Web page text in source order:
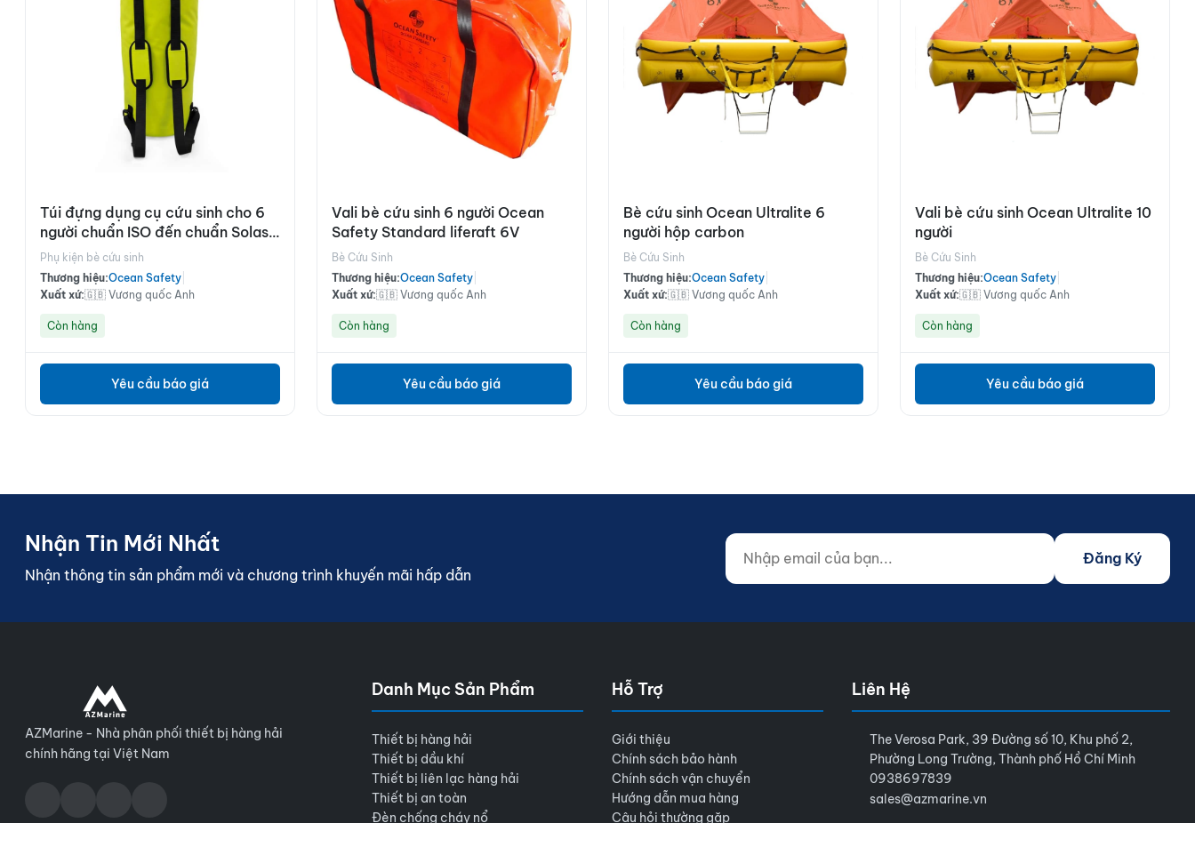
Túi đựng dụng cụ cứu sinh cho 6
người chuẩn ISO đến chuẩn Solas
B
Phụ kiện bè cứu sinh
Thương hiệu:Ocean Safety
Xuất xứ:🇬🇧 Vương quốc Anh
Còn hàng
Yêu cầu báo giá
Vali bè cứu sinh 6 người Ocean
Safety Standard liferaft 6V
Bè Cứu Sinh
Thương hiệu:Ocean Safety
Xuất xứ:🇬🇧 Vương quốc Anh
Còn hàng
Yêu cầu báo giá
Bè cứu sinh Ocean Ultralite 6
người hộp carbon
Bè Cứu Sinh
Thương hiệu:Ocean Safety
Xuất xứ:🇬🇧 Vương quốc Anh
Còn hàng
Yêu cầu báo giá
Vali bè cứu sinh Ocean Ultralite 10
người
Bè Cứu Sinh
Thương hiệu:Ocean Safety
Xuất xứ:🇬🇧 Vương quốc Anh
Còn hàng
Yêu cầu báo giá
Nhận Tin Mới Nhất
Nhận thông tin sản phẩm mới và chương trình khuyến mãi hấp dẫn
Nhập email của bạn...
Website (do not fill)
Đăng Ký
AZMarine - Nhà phân phối thiết bị hàng hải
chính hãng tại Việt Nam
Danh Mục Sản Phẩm
Thiết bị hàng hải
Thiết bị dầu khí
Thiết bị liên lạc hàng hải
Thiết bị an toàn
Đèn chống cháy nổ
Hỗ Trợ
Giới thiệu
Chính sách bảo hành
Chính sách vận chuyển
Hướng dẫn mua hàng
Câu hỏi thường gặp
Liên Hệ
The Verosa Park, 39 Đường số 10, Khu phố 2,
Phường Long Trường, Thành phố Hồ Chí Minh
0938697839
sales@azmarine.vn